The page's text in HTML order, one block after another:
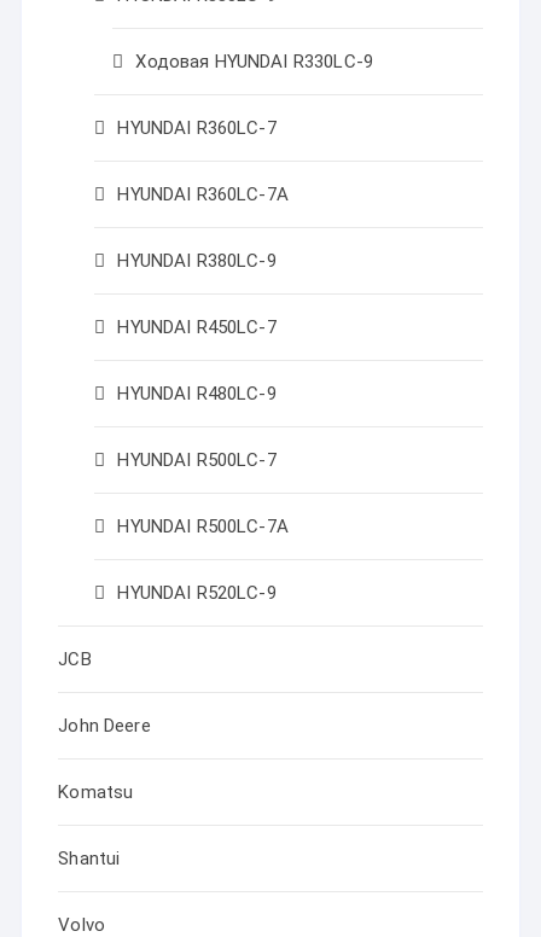
Ходовая HYUNDAI R330LC-9
HYUNDAI R360LC-7
HYUNDAI R360LC-7A
HYUNDAI R380LC-9
HYUNDAI R450LC-7
HYUNDAI R480LC-9
HYUNDAI R500LC-7
HYUNDAI R500LC-7A
HYUNDAI R520LC-9
JCB
John Deere
Komatsu
Shantui
Volvo